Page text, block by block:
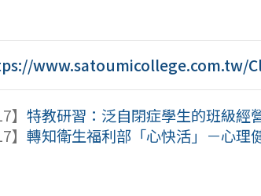
www.satoumicollege.com.tw/
】特教研習：泛自閉症學生的班級經
】轉知衛生福利部「心快活」－心理